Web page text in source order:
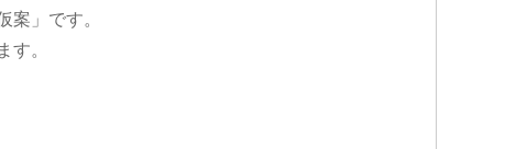
」です。
す。